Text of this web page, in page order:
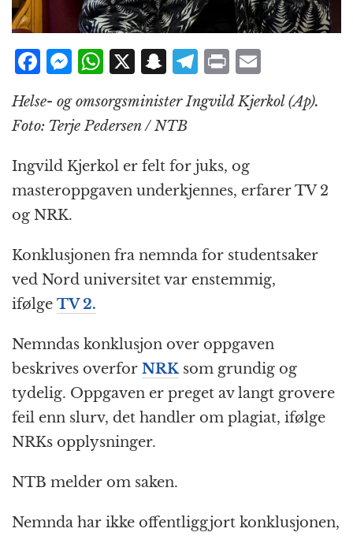
F
c
e
b
o
o
M
ss
e
n
g
W
at
s
A
p
X S
a
p
c
h
T
el
e
r
a
P
ri
n
m
ai
Helse- og omsorgsminister Ingvild Kjerkol (Ap).
Foto: Terje Pedersen / NTB
Ingvild Kjerkol er felt for juks, og
masteroppgaven underkjennes, erfarer TV 2
og NRK.
Konklusjonen fra nemnda for studentsaker
ved Nord universitet var enstemmig,
ifølge TV 2.
Nemndas konklusjon over oppgaven
beskrives overfor NRKsom grundig og
tydelig. Oppgaven er preget av langt grovere
feil enn slurv, det handler om plagiat, ifølge
NRKs opplysninger.
NTB melder om saken.
Nemnda har ikke offentliggjort konklusjonen,